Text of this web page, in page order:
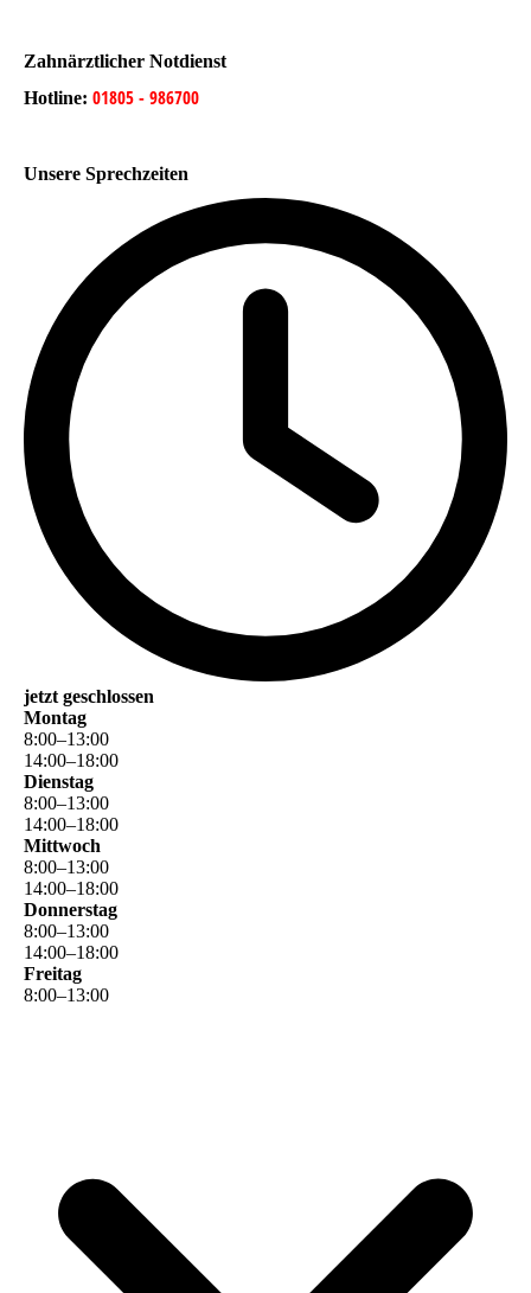
Zahnärztlicher Notdienst
Hotline: 01805 - 986700
Unsere Sprechzeiten
jetzt geschlossen
Montag
8:00–13:00
14:00–18:00
Dienstag
8:00–13:00
14:00–18:00
Mittwoch
8:00–13:00
14:00–18:00
Donnerstag
8:00–13:00
14:00–18:00
Freitag
8:00–13:00